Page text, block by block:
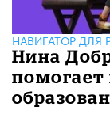
НАВИГАТОР ДЛЯ
Нина
помогает